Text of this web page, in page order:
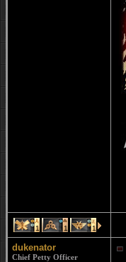
1 1 1
dukenator
Chief Petty Officer